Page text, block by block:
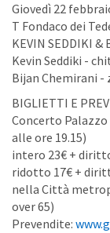
Giovedì 22
T Fondaco dei
KEVIN SEDDIKI &
Kevin Seddiki -
Bijan Chemirani -
BIGLIETTI E
Concerto
alle ore 19.15)
intero 23€ +
ridotto 17€ +
nella Città
over 65)
Prevendite: